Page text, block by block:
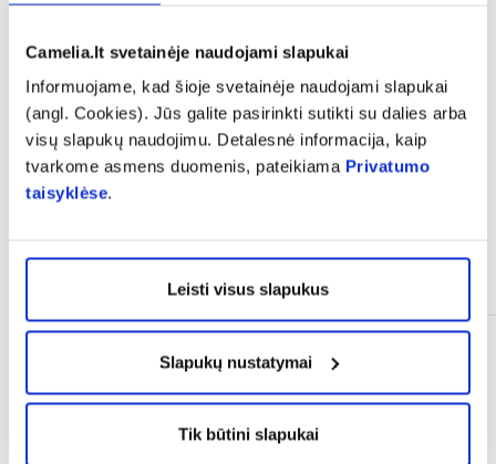
Camelia.lt svetainėje naudojami slapukai
Informuojame, kad šioje svetainėje naudojami slapukai
(angl. Cookies). Jūs galite pasirinkti sutikti su dalies arba
visų slapukų naudojimu. Detalesnė informacija, kaip
tvarkome asmens duomenis, pateikiama Privatumo
taisyklėse.
Leisti visus slapukus
Slapukų nustatymai
Tik būtini slapukai
Informaciją apie garantinį aptarnavimą galite rasti čia
Panašios prekės